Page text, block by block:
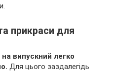
прикраси для
випускний легко
Для цього заздалегідь